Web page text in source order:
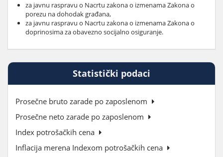
za javnu raspravu o Nacrtu zakona o izmenama Zakona o
porezu na dohodak građana,
za javnu raspravu o Nacrtu zakona o izmenama Zakona o
doprinosima za obavezno socijalno osiguranje.
Statistički podaci
Prosečne bruto zarade po zaposlenom
Prosečne neto zarade po zaposlenom
Index potrošačkih cena
Inflacija merena Indexom potrošačkih cena